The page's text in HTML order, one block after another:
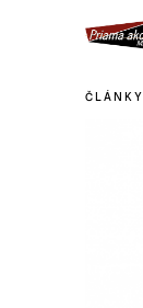
ČLÁNKY